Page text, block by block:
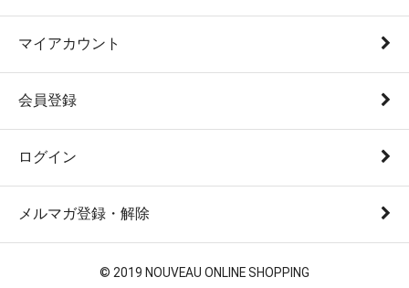
マイアカウント
会員登録
ログイン
メルマガ登録・解除
© 2019 NOUVEAU ONLINE SHOPPING